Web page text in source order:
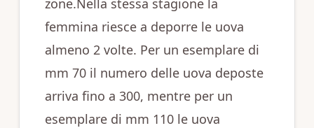
zone.Nella stessa stagione la
femmina riesce a deporre le uova
almeno 2 volte. Per un esemplare di
mm 70 il numero delle uova deposte
arriva fino a 300, mentre per un
esemplare di mm 110 le uova